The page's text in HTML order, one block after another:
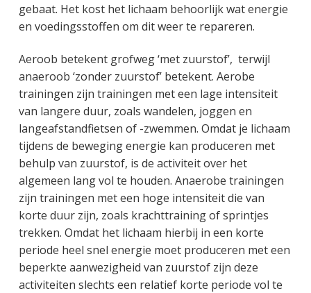
gebaat. Het kost het lichaam behoorlijk wat energie
en voedingsstoffen om dit weer te repareren.
Aeroob betekent grofweg ‘met zuurstof’, terwijl
anaeroob ‘zonder zuurstof’ betekent. Aerobe
trainingen zijn trainingen met een lage intensiteit
van langere duur, zoals wandelen, joggen en
langeafstandfietsen of -zwemmen. Omdat je lichaam
tijdens de beweging energie kan produceren met
behulp van zuurstof, is de activiteit over het
algemeen lang vol te houden. Anaerobe trainingen
zijn trainingen met een hoge intensiteit die van
korte duur zijn, zoals krachttraining of sprintjes
trekken. Omdat het lichaam hierbij in een korte
periode heel snel energie moet produceren met een
beperkte aanwezigheid van zuurstof zijn deze
activiteiten slechts een relatief korte periode vol te